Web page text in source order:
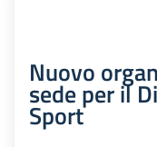
Nuovo
sede per il
Sport